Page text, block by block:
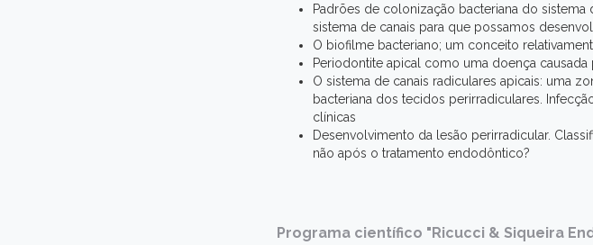
Padrões de colonização bacteriana do
sistema de canais para que possamos
O biofilme bacteriano; um conceito
Periodontite apical como uma doença causada
O sistema de canais radiculares apicais: uma
bacteriana dos tecidos perirradiculares.
clínicas
Desenvolvimento da lesão perirradicular.
não após o tratamento endodôntico?
Programa científico "Ricucci & Siqueira